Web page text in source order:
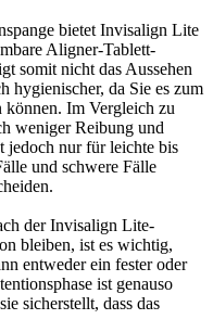
bietet Invisalign Lite
Aligner-Tablett-
somit nicht das Aussehen
hygienischer, da Sie es zum
können. Im Vergleich zu
weniger Reibung und
nur für leichte bis
und schwere Fälle
der Invisalign Lite-
bleiben, ist es wichtig,
entweder ein fester oder
ist genauso
sicherstellt, dass das